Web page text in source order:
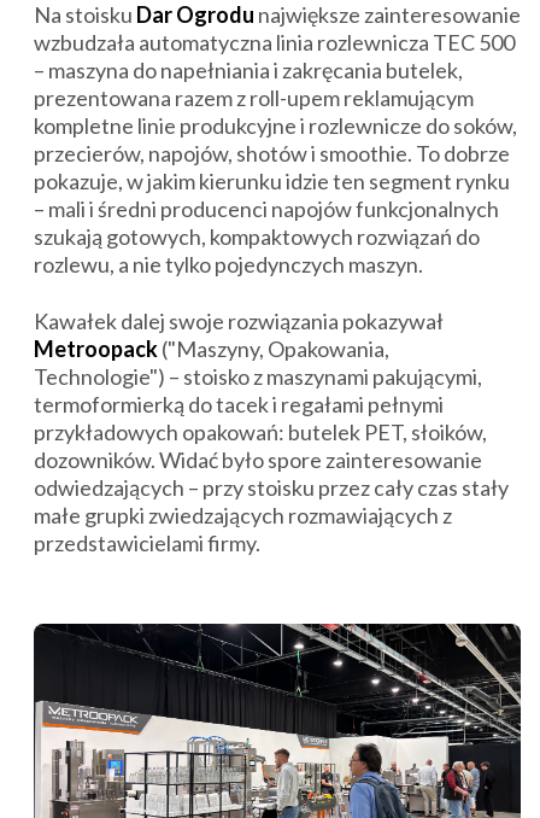
Na stoisku Dar Ogrodu największe zainteresowanie
wzbudzała automatyczna linia rozlewnicza TEC 500
– maszyna do napełniania i zakręcania butelek,
prezentowana razem z roll-upem reklamującym
kompletne linie produkcyjne i rozlewnicze do soków,
przecierów, napojów, shotów i smoothie. To dobrze
pokazuje, w jakim kierunku idzie ten segment rynku
– mali i średni producenci napojów funkcjonalnych
szukają gotowych, kompaktowych rozwiązań do
rozlewu, a nie tylko pojedynczych maszyn.
Kawałek dalej swoje rozwiązania pokazywał
Metroopack("Maszyny, Opakowania,
Technologie") – stoisko z maszynami pakującymi,
termoformierką do tacek i regałami pełnymi
przykładowych opakowań: butelek PET, słoików,
dozowników. Widać było spore zainteresowanie
odwiedzających – przy stoisku przez cały czas stały
małe grupki zwiedzających rozmawiających z
przedstawicielami firmy.